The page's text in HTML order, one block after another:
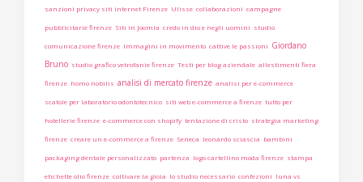
sanzioni privacy siti internet Firenze Ulisse collaborazioni campagne
pubblicitarie firenze Siti in Joomla credo in dio e negli uomini studio
comunicazione firenze Immagini in movimento cattive le passioni Giordano
Bruno studio grafico vetrofanie firenze Testi per blog aziendale allestimenti fiera
firenze homo nobilis analisi di mercato firenze analisi per e-commerce
scatole per laboratorio odontotecnico siti web e-commerce a firenze tutto per
hotellerie firenze e-commerce con shopify tentazione di cristo strategia marketing
firenze creare un e-commerce a firenze Seneca leonardo sciascia bambini
packaging dentale personalizzato partenza logo cartellino moda firenze stampa
etichette olio firenze coltivare la gioia lo studio necessario confezioni luna vs